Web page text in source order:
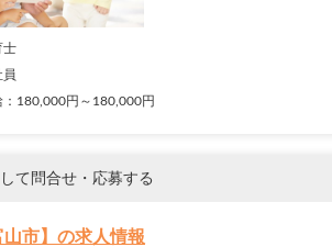
士
員
：180,000円～180,000円
て問合せ・応募する
山市】の求人情報